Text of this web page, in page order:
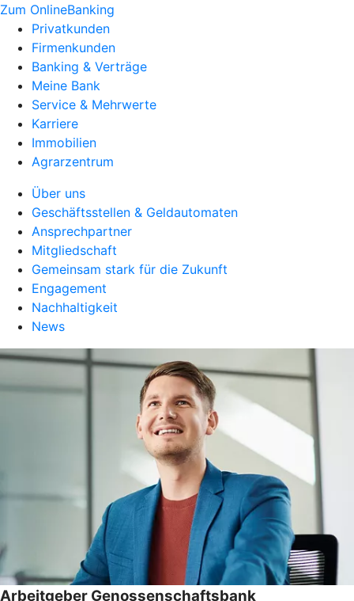
Zum OnlineBanking
Privatkunden
Firmenkunden
Banking & Verträge
Meine Bank
Service & Mehrwerte
Karriere
Immobilien
Agrarzentrum
Über uns
Geschäftsstellen & Geldautomaten
Ansprechpartner
Mitgliedschaft
Gemeinsam stark für die Zukunft
Engagement
Nachhaltigkeit
News
Arbeitgeber Genossenschaftsbank